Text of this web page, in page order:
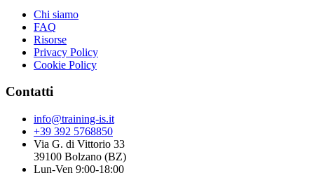
Chi siamo
FAQ
Risorse
Privacy Policy
Cookie Policy
Contatti
info@training-is.it
+39 392 5768850
Via G. di Vittorio 33
39100 Bolzano (BZ)
Lun-Ven 9:00-18:00